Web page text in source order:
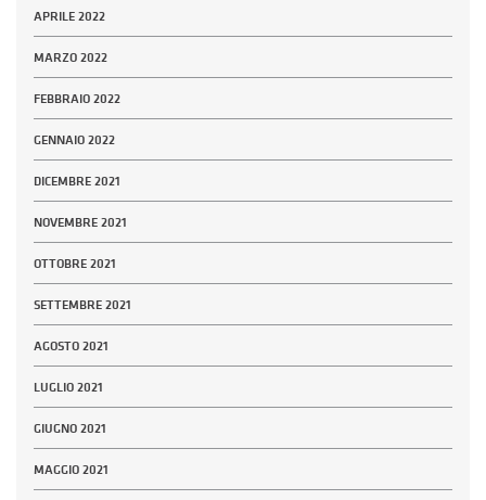
APRILE 2022
MARZO 2022
FEBBRAIO 2022
GENNAIO 2022
DICEMBRE 2021
NOVEMBRE 2021
OTTOBRE 2021
SETTEMBRE 2021
AGOSTO 2021
LUGLIO 2021
GIUGNO 2021
MAGGIO 2021